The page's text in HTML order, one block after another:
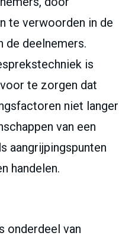
te verwoorden in de
de deelnemers.
is
te zorgen dat
niet langer
van een
aangrijpingspunten
handelen.
onderdeel van